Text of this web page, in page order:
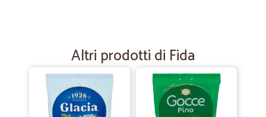
02/05/2023
— Vanni S.
Grande professionalità
Altri prodotti di Fida